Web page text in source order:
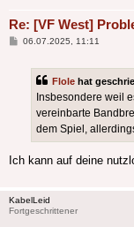
Re: [VF West]
Beitrag
06.07.2025, 11:11
Flole hat
Insbesondere weil
vereinbarte
dem Spiel,
Ich kann auf deine
KabelLeid
Fortgeschrittener